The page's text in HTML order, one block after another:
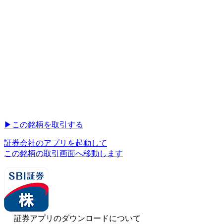
▶︎ この銘柄を取引する
証券会社のアプリを起動して
この銘柄の取引画面へ移動します
証券アプリのダウンロードについて